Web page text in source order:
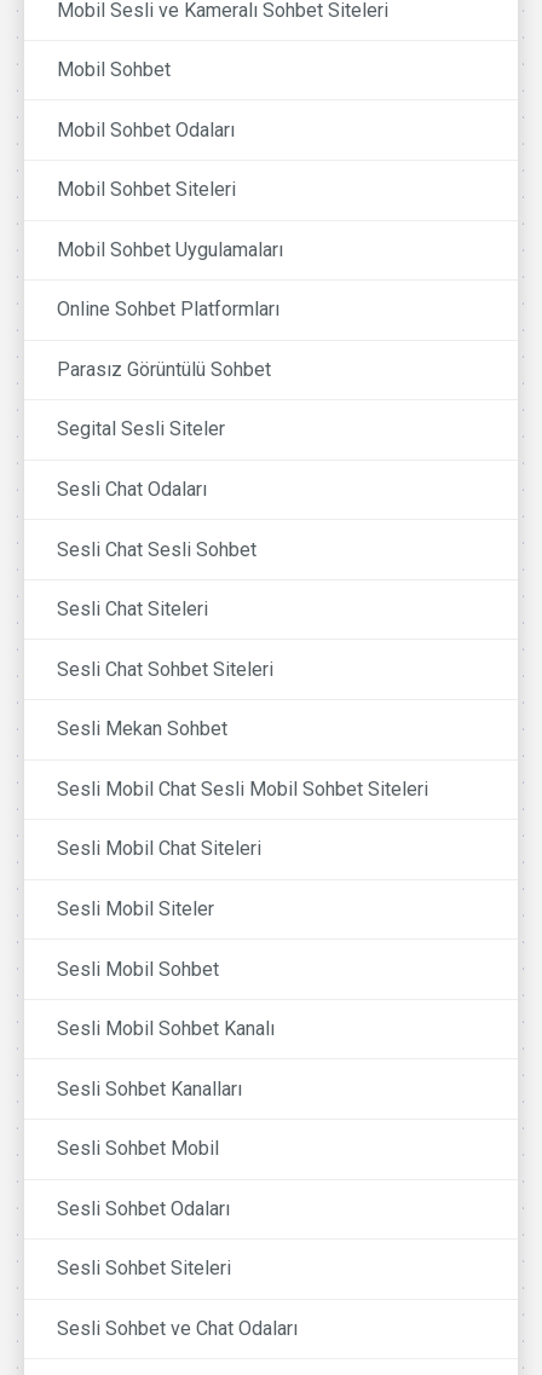
Mobil Sesli ve Kameralı Sohbet Siteleri
Mobil Sohbet
Mobil Sohbet Odaları
Mobil Sohbet Siteleri
Mobil Sohbet Uygulamaları
Online Sohbet Platformları
Parasız Görüntülü Sohbet
Segital Sesli Siteler
Sesli Chat Odaları
Sesli Chat Sesli Sohbet
Sesli Chat Siteleri
Sesli Chat Sohbet Siteleri
Sesli Mekan Sohbet
Sesli Mobil Chat Sesli Mobil Sohbet Siteleri
Sesli Mobil Chat Siteleri
Sesli Mobil Siteler
Sesli Mobil Sohbet
Sesli Mobil Sohbet Kanalı
Sesli Sohbet Kanalları
Sesli Sohbet Mobil
Sesli Sohbet Odaları
Sesli Sohbet Siteleri
Sesli Sohbet ve Chat Odaları